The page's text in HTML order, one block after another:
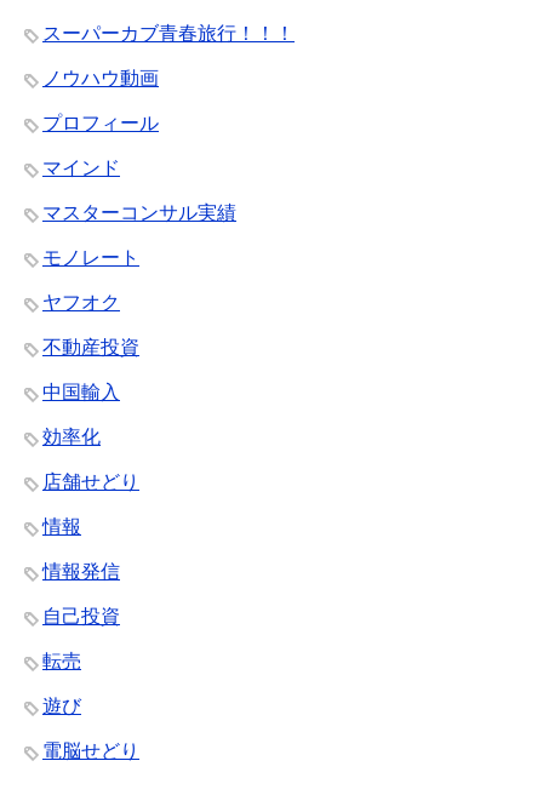
スーパーカブ青春旅行！！！
ノウハウ動画
プロフィール
マインド
マスターコンサル実績
モノレート
ヤフオク
不動産投資
中国輸入
効率化
店舗せどり
情報
情報発信
自己投資
転売
遊び
電脳せどり